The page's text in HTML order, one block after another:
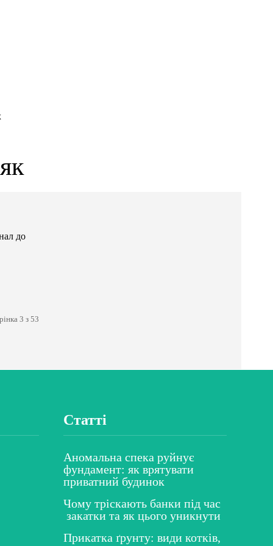
до
3 з 53
Статті
Аномальна спека руйнує
фундамент: як врятувати
приватний будинок
Чому тріскають банки під час
закатки та як цього уникнути
Прикатка ґрунту: види котків,